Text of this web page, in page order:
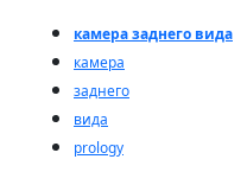
камера заднего вида
камера
заднего
вида
prology